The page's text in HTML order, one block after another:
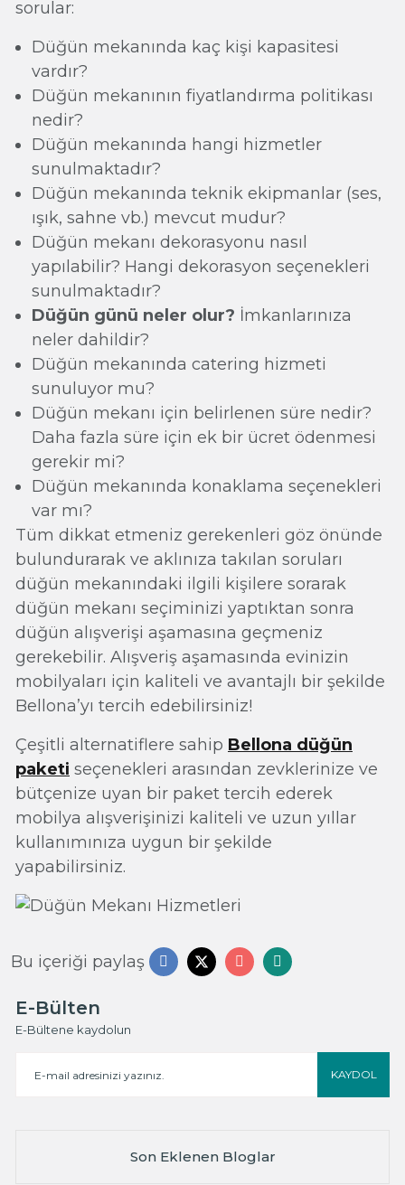
sorular:
Düğün mekanında kaç kişi kapasitesi
vardır?
Düğün mekanının fiyatlandırma politikası
nedir?
Düğün mekanında hangi hizmetler
sunulmaktadır?
Düğün mekanında teknik ekipmanlar (ses,
ışık, sahne vb.) mevcut mudur?
Düğün mekanı dekorasyonu nasıl
yapılabilir? Hangi dekorasyon seçenekleri
sunulmaktadır?
Düğün günü neler olur? İmkanlarınıza
neler dahildir?
Düğün mekanında catering hizmeti
sunuluyor mu?
Düğün mekanı için belirlenen süre nedir?
Daha fazla süre için ek bir ücret ödenmesi
gerekir mi?
Düğün mekanında konaklama seçenekleri
var mı?
Tüm dikkat etmeniz gerekenleri göz önünde
bulundurarak ve aklınıza takılan soruları
düğün mekanındaki ilgili kişilere sorarak
düğün mekanı seçiminizi yaptıktan sonra
düğün alışverişi aşamasına geçmeniz
gerekebilir. Alışveriş aşamasında evinizin
mobilyaları için kaliteli ve avantajlı bir şekilde
Bellona’yı tercih edebilirsiniz!
Çeşitli alternatiflere sahip Bellona düğün
paketi seçenekleri arasından zevklerinize ve
bütçenize uyan bir paket tercih ederek
mobilya alışverişinizi kaliteli ve uzun yıllar
kullanımınıza uygun bir şekilde
yapabilirsiniz.
Bu içeriği paylaş
E-Bülten
E-Bültene kaydolun
KAYDOL
Son Eklenen Bloglar